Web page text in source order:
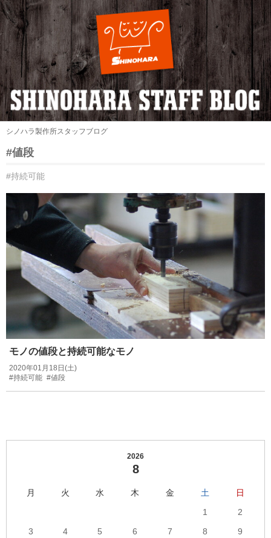
シノハラ製作所スタッフブログ
#値段
#持続可能
モノの値段と持続可能なモノ
2020年01月18日(土)
#持続可能 #値段
2026
8
月 火 水 木 金 土
日
1
2
3
4 5 6 7 8
9